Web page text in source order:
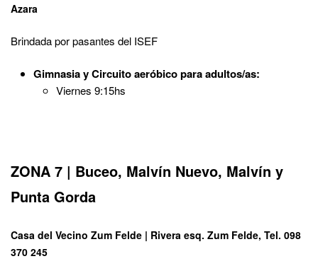
Azara
Brindada por pasantes del ISEF
Gimnasia y Circuito aeróbico para adultos/as:
Viernes 9:15hs
ZONA 7 | Buceo, Malvín Nuevo, Malvín y
Punta Gorda
Casa del Vecino Zum Felde | Rivera esq. Zum Felde, Tel. 098
370 245